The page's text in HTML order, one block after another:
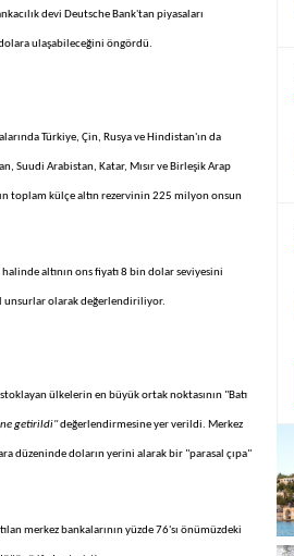
devi Deutsche Bank'tan piyasaları
ulaşabileceğini öngördü.
Türkiye, Çin, Rusya ve Hindistan'ın da
Suudi Arabistan, Katar, Mısır ve Birleşik Arap
toplam külçe altın rezervinin 225 milyon onsun
altının ons fiyatı 8 bin dolar seviyesini
unsurlar olarak değerlendiriliyor.
ülkelerin en büyük ortak noktasının "Batı
getirildi"değerlendirmesine yer verildi. Merkez
düzeninde doların yerini alarak bir "parasal çıpa"
merkez bankalarının yüzde 76'sı önümüzdeki